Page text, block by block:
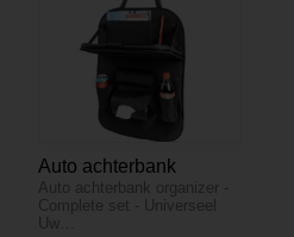
Auto achterbank
organizer - Complete
set - Universeel
Auto achterbank organizer -
Complete set - Universeel
Uw…